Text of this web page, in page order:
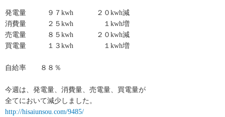
発電量 ９７kwh ２０kwh減
消費量 ２５kwh １kwh増
売電量 ８５kwh ２０kwh減
買電量 １３kwh １kwh増
自給率 ８８％
今週は、発電量、消費量、売電量、買電量が
全てにおいて減少しました。
http://hisaiunsou.com/9485/